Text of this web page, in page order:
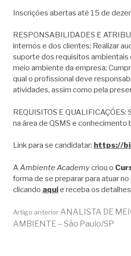
Inscrições abertas até 15 de
RESPONSABILIDADES E
internos e dos clientes; Realizar
suporte dos requisitos ambientais
meio ambiente da empresa;
qual o profissional deve
atividades, assim como pela
REQUISITOS E
na área de QSMS e conhecimento
Link para se candidatar: https://
AAmbiente Academycriou o
forma de se preparar para atuar
clicando aquie receba os
Continue
Artigo anterior ANALISTA DE
AMBIENTE – São Paulo/SP